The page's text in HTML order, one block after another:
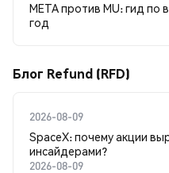
META против MU: гид по
год
Блог Refund (RFD)
2026-08-09
SpaceX: почему акции
инсайдерами?
2026-08-09